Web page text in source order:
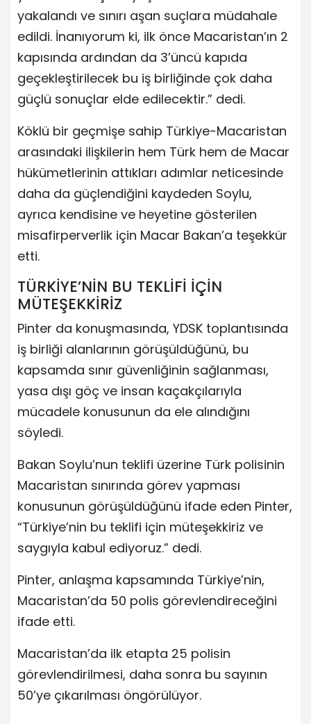
yakalandı ve sınırı aşan suçlara müdahale
edildi. İnanıyorum ki, ilk önce Macaristan’ın 2
kapısında ardından da 3’üncü kapıda
geçekleştirilecek bu iş birliğinde çok daha
güçlü sonuçlar elde edilecektir.” dedi.
Köklü bir geçmişe sahip Türkiye-Macaristan
arasındaki ilişkilerin hem Türk hem de Macar
hükümetlerinin attıkları adımlar neticesinde
daha da güçlendiğini kaydeden Soylu,
ayrıca kendisine ve heyetine gösterilen
misafirperverlik için Macar Bakan’a teşekkür
etti.
TÜRKİYE’NİN BU TEKLİFİ İÇİN
MÜTEŞEKKİRİZ
Pinter da konuşmasında, YDSK toplantısında
iş birliği alanlarının görüşüldüğünü, bu
kapsamda sınır güvenliğinin sağlanması,
yasa dışı göç ve insan kaçakçılarıyla
mücadele konusunun da ele alındığını
söyledi.
Bakan Soylu’nun teklifi üzerine Türk polisinin
Macaristan sınırında görev yapması
konusunun görüşüldüğünü ifade eden Pinter,
“Türkiye’nin bu teklifi için müteşekkiriz ve
saygıyla kabul ediyoruz.” dedi.
Pinter, anlaşma kapsamında Türkiye’nin,
Macaristan’da 50 polis görevlendireceğini
ifade etti.
Macaristan’da ilk etapta 25 polisin
görevlendirilmesi, daha sonra bu sayının
50’ye çıkarılması öngörülüyor.